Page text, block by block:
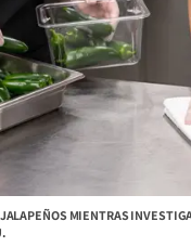
MIENTRAS